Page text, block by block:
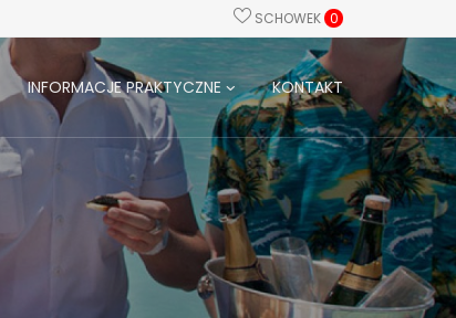
SCHOWEK 0
INFORMACJE PRAKTYCZNE KONTAKT